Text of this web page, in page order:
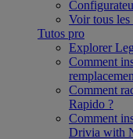
Voir tous
Tutos pro
Explorer
Comment
Comment
Rapido ?
Comment
Drivia with